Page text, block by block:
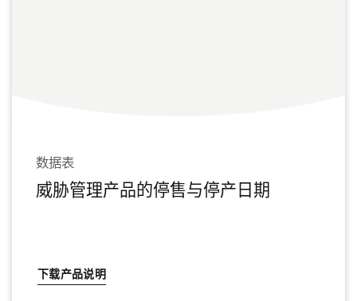
数据表
威胁管理产品的停售与停产日期
下载产品说明